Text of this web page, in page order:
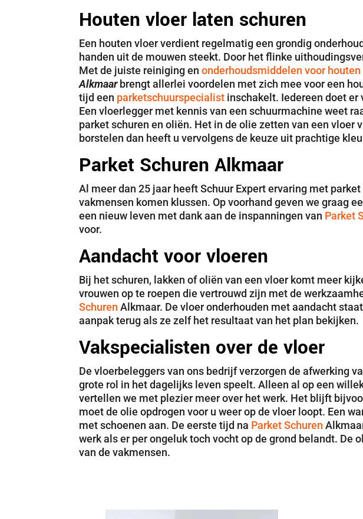
Houten vloer laten schuren
Een houten vloer verdient regelmatig een grondig
handen uit de mouwen steekt. Door het flinke
Met de juiste reiniging enonderhoudsmiddelen voor houten
Alkmaarbrengt allerlei voordelen met zich mee voor een
tijd een parketschuurspecialist inschakelt. Iedereen doet
Een vloerlegger met kennis van een schuurmachine weet
parket schuren en oliën. Het in de olie zetten van een
borstelen dan heeft u vervolgens de keuze uit prachtige
Parket Schuren Alkmaar
Al meer dan 25 jaar heeft Schuur Expert ervaring met
vakmensen komen klussen. Op voorhand geven we graag
een nieuw leven met dank aan de inspanningen van Parket
voor.
Aandacht voor vloeren
Bij het schuren, lakken of oliën van een vloer komt meer
vrouwen op te roepen die vertrouwd zijn met de
Schuren Alkmaar. De vloer onderhouden met aandacht
aanpak terug als ze zelf het resultaat van het plan bekijken.
Vakspecialisten over de vloer
De vloerbeleggers van ons bedrijf verzorgen de afwerking
grote rol in het dagelijks leven speelt. Alleen al op een
vertellen we met plezier meer over het werk. Het blijft
moet de olie opdrogen voor u weer op de vloer loopt. Een
met schoenen aan. De eerste tijd na Parket Schuren
werk als er per ongeluk toch vocht op de grond belandt.
van de vakmensen.